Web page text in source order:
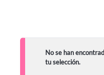
No se han
tu selección.